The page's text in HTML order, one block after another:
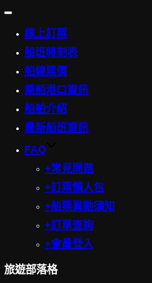
Toggle
線上訂票
船班時刻表
船線票價
乘船港口資訊
船舶介紹
最新船班資訊
FAQ
+常見問題
+訂票懶人包
+船票異動須知
+訂單查詢
+會員登入
旅遊部落格